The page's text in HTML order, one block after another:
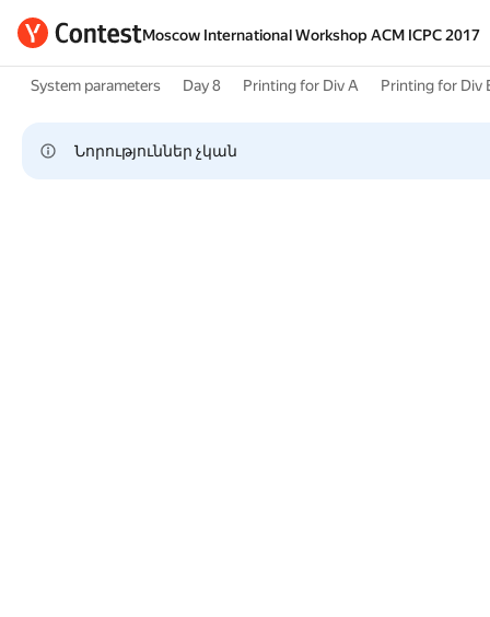
Moscow International Workshop ACM ICPC 2017
System parameters Day 8 Printing for Div A Printing for Div
Նորություններ չկան